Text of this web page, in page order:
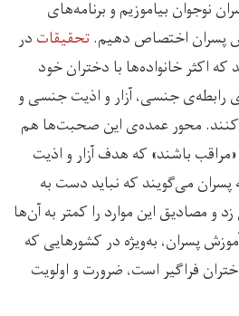
نوجوان بیاموزیم و برنامه‌های
پسران اختصاص دهیم.تحقیقاتدر
اکثر خانواده‌ها با دختران خود
رابطه‌ی‌ جنسی، آزار و اذیت جنسی و
محور عمده‌ی این صحبت‌ها هم
باشند» که هدف آزار و اذیت
پسران می‌گویند که نباید دست به
و مصادیق این موارد را کمتر به آن‌ها
پسران، به‌ویژه در کشورهایی که
فراگیر است، ضرورت و اولویت